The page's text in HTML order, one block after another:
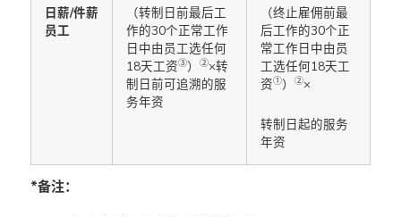
日薪/件薪
员工
（转制日前最后工
作的30个正常工作
日中由员工选任何
18天工资③） ②×转
制日前可追溯的服
务年资
（终止雇佣前最
后工作的30个正
常工作日中由员
工选任何18天工
资①） ②×
转制日起的服务
年资
*备注：